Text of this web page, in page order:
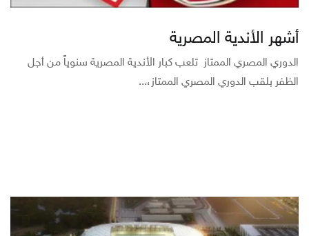
أشهر الأندية المصرية
الدوري المصري الممتاز تلعب كبار الأندية المصرية سنوياً من أجل
الظفر بلقب الدوري المصري الممتاز،...